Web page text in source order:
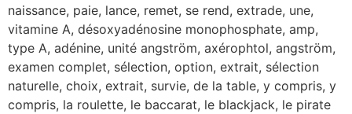
naissance, paie, lance, remet, se rend, extrade, une,
vitamine A, désoxyadénosine monophosphate, amp,
type A, adénine, unité angström, axérophtol, angström,
examen complet, sélection, option, extrait, sélection
naturelle, choix, extrait, survie, de la table, y compris, y
compris, la roulette, le baccarat, le blackjack, le pirate